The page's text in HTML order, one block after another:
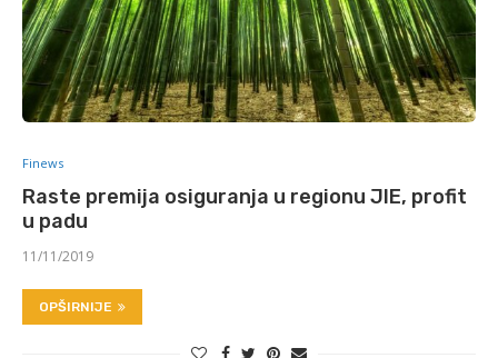
Finews
Raste premija osiguranja u regionu JIE, profit
u padu
11/11/2019
OPŠIRNIJE